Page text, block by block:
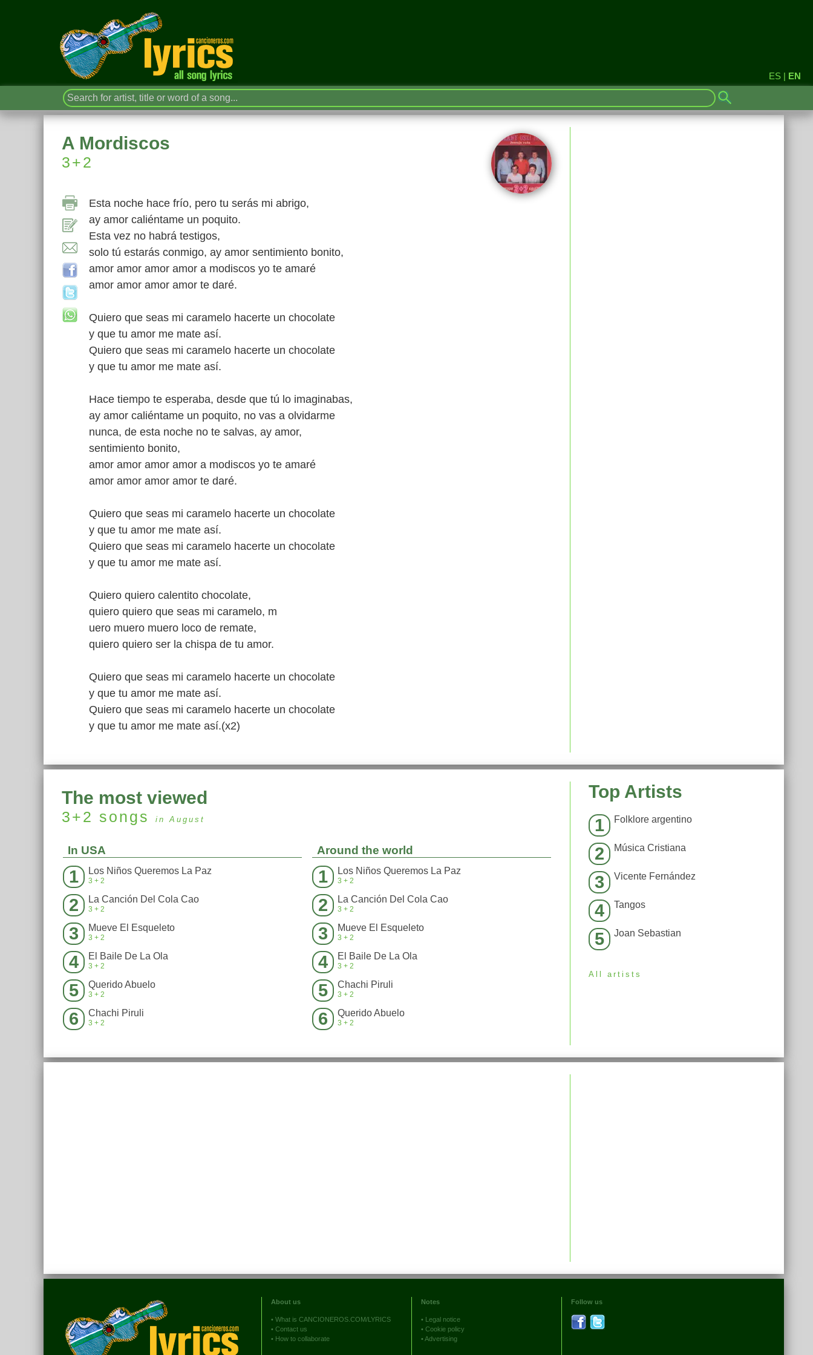
ES | EN
A Mordiscos
3+2
Esta noche hace frío, pero tu serás mi abrigo,
ay amor caliéntame un poquito.
Esta vez no habrá testigos,
solo tú estarás conmigo, ay amor sentimiento bonito,
amor amor amor amor a modiscos yo te amaré
amor amor amor amor te daré.
Quiero que seas mi caramelo hacerte un chocolate
y que tu amor me mate así.
Quiero que seas mi caramelo hacerte un chocolate
y que tu amor me mate así.
Hace tiempo te esperaba, desde que tú lo imaginabas,
ay amor caliéntame un poquito, no vas a olvidarme
nunca, de esta noche no te salvas, ay amor,
sentimiento bonito,
amor amor amor amor a modiscos yo te amaré
amor amor amor amor te daré.
Quiero que seas mi caramelo hacerte un chocolate
y que tu amor me mate así.
Quiero que seas mi caramelo hacerte un chocolate
y que tu amor me mate así.
Quiero quiero calentito chocolate,
quiero quiero que seas mi caramelo, m
uero muero muero loco de remate,
quiero quiero ser la chispa de tu amor.
Quiero que seas mi caramelo hacerte un chocolate
y que tu amor me mate así.
Quiero que seas mi caramelo hacerte un chocolate
y que tu amor me mate así.(x2)
The most viewed
3+2 songs in August
In USA
1 Los Niños Queremos La Paz
3+2
2 La Canción Del Cola Cao
3+2
3 Mueve El Esqueleto
3+2
4 El Baile De La Ola
3+2
5 Querido Abuelo
3+2
6 Chachi Piruli
3+2
Around the world
1 Los Niños Queremos La Paz
3+2
2 La Canción Del Cola Cao
3+2
3 Mueve El Esqueleto
3+2
4 El Baile De La Ola
3+2
5 Chachi Piruli
3+2
6 Querido Abuelo
3+2
Top Artists
1 Folklore argentino
2 Música Cristiana
3 Vicente Fernández
4 Tangos
5 Joan Sebastian
All artists
About us
• What is CANCIONEROS.COM/LYRICS
• Contact us
• How to collaborate
Notes
• Legal notice
• Cookie policy
•Advertising
Follow us